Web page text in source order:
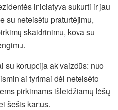
iniciatyva sukurti ir jau
su neteisėtu praturtėjimu,
skaidrinimu, kova su
su korupcija akivaizdūs: nuo
tyrimai dėl neteisėto
pirkimams išleidžiamų lėšų
šešis kartus.